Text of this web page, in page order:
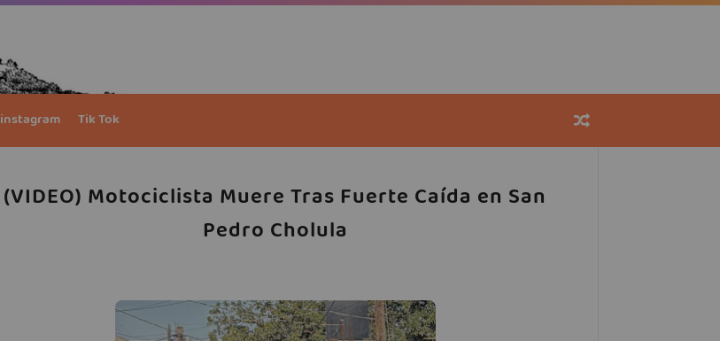
instagram Tik Tok
(VIDEO) Motociclista Muere Tras Fuerte Caída en San
Pedro Cholula